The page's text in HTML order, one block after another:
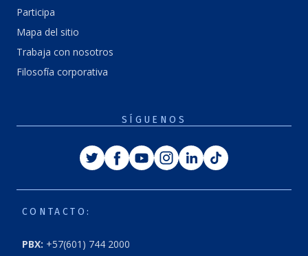
Participa
Mapa del sitio
Trabaja con nosotros
Filosofía corporativa
SÍGUENOS
TwitterFacebook
YoutubeInstagram
LinkedinTiktok
CONTACTO:
PBX: +57(601) 744 2000